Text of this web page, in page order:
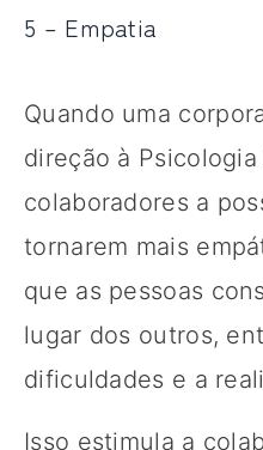
5 – Empatia
Quando uma
direção à
colaboradores a
tornarem mais
que as pessoas
lugar dos outros,
dificuldades e a
Isso estimula a